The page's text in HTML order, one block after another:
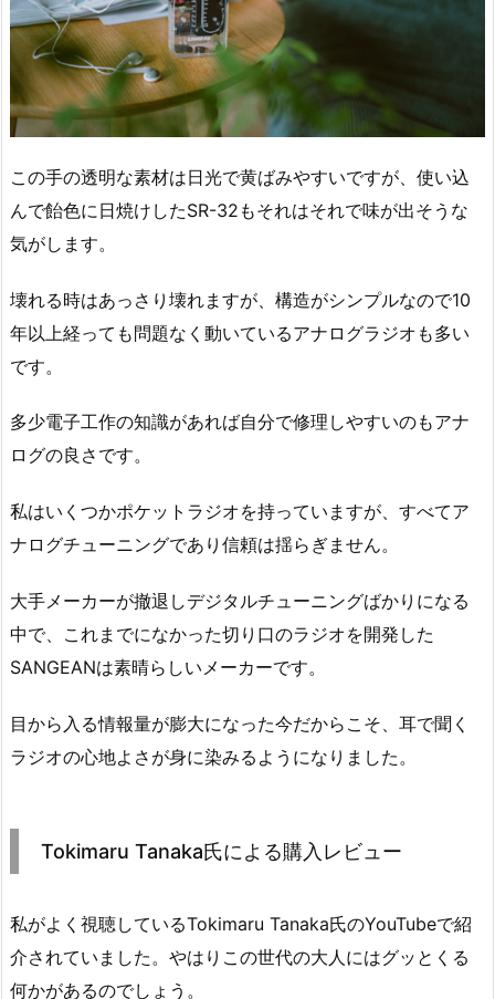
この手の透明な素材は日光で黄ばみやすいですが、使い込
んで飴色に日焼けしたSR-32もそれはそれで味が出そうな
気がします。
壊れる時はあっさり壊れますが、構造がシンプルなので10
年以上経っても問題なく動いているアナログラジオも多い
です。
多少電子工作の知識があれば自分で修理しやすいのもアナ
ログの良さです。
私はいくつかポケットラジオを持っていますが、すべてア
ナログチューニングであり信頼は揺らぎません。
大手メーカーが撤退しデジタルチューニングばかりになる
中で、これまでになかった切り口のラジオを開発した
SANGEANは素晴らしいメーカーです。
目から入る情報量が膨大になった今だからこそ、耳で聞く
ラジオの心地よさが身に染みるようになりました。
Tokimaru Tanaka氏による購入レビュー
私がよく視聴しているTokimaru Tanaka氏のYouTubeで紹
介されていました。やはりこの世代の大人にはグッとくる
何かがあるのでしょう。